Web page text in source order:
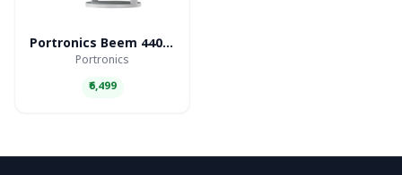
Portronics Beem 440 Smart LED Projector
Portronics
₹6,499